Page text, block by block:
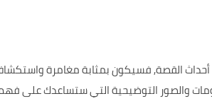
القصة, فسيكون بمثابة مغامرة
والصور التوضيحية التي ستساعدك على